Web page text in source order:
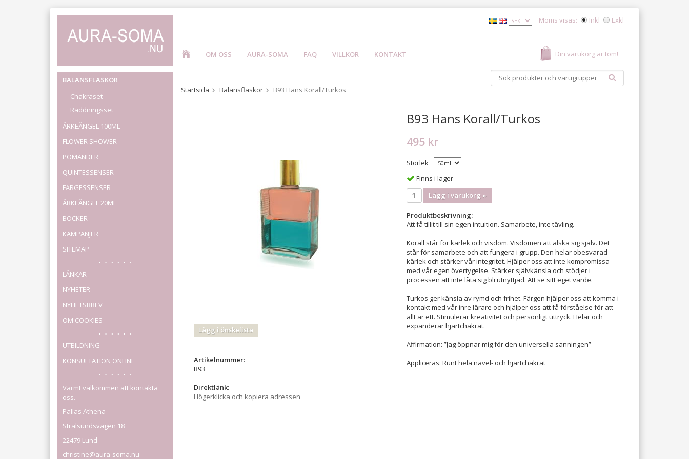
OM OSS AURA-SOMA FAQ VILLKOR KONTAKT Din varukorg är tom!
Moms visas: Inkl Exkl
BALANSFLASKOR
Chakraset
Räddningsset
ÄRKEÄNGEL 100ML
FLOWER SHOWER
POMANDER
QUINTESSENSER
FÄRGESSENSER
ÄRKEÄNGEL 20ML
BÖCKER
KAMPANJER
SITEMAP
LÄNKAR
NYHETER
NYHETSBREV
OM COOKIES
UTBILDNING
KONSULTATION ONLINE
Varmt välkommen att kontakta
oss.
Pallas Athena
Stralsundsvägen 18
22479 Lund
christine@aura-soma.nu
Startsida Balansflaskor B93 Hans Korall/Turkos
B93 Hans Korall/Turkos
495 kr
Storlek
Finns i lager
Lägg i varukorg »
Produktbeskrivning:
Att få tillit till sin egen intuition. Samarbete, inte tävling.
Korall står för kärlek och visdom. Visdomen att älska sig själv. Det
står för samarbete och att fungera i grupp. Den helar obesvarad
kärlek och stärker vår integritet. Hjälper oss att inte kompromissa
med vår egen övertygelse. Stärker självkänsla och stödjer i
processen att inte låta sig bli utnyttjad. Att se sitt eget värde.
Turkos ger känsla av rymd och frihet. Färgen hjälper oss att komma i
kontakt med vår inre lärare och hjälper oss att få förståelse för att
allt är ett. Stimulerar kreativitet och personligt uttryck. Helar och
expanderar hjärtchakrat.
Affirmation: ”Jag öppnar mig för den universella sanningen”
Appliceras: Runt hela navel- och hjärtchakrat
Lägg i önskelista
Artikelnummer:
B93
Direktlänk:
Högerklicka och kopiera adressen